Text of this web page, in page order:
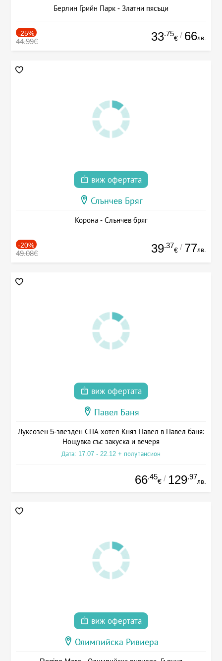
Берлин Грийн Парк - Златни пясъци
-25%
44.99€ 33.75
€ / 66лв.
виж офертата
Слънчев Бряг
Корона - Слънчев бряг
-20%
49.08€ 39.37
€ / 77лв.
виж офертата
Павел Баня
Луксозен 5-звезден СПА хотел Княз Павел в Павел баня:
Нощувка със закуска и вечеря
Дата: 17.07 - 22.12 + полупансион
66.45
€ / 129.97
лв.
виж офертата
Олимпийска Ривиера